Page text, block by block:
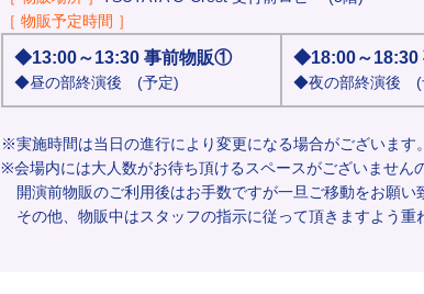
［ 物販予定時間 ］
◆13:00～13:30 事前物販①
◆昼の部終演後 (予定)
◆18:00～18:30
◆夜の部終演後 (
※実施時間は当日の進行により変更になる場合がございます
※会場内には大人数がお待ち頂けるスペースがございません
開演前物販のご利用後はお手数ですが一旦ご移動をお願い
その他、物販中はスタッフの指示に従って頂きますよう重